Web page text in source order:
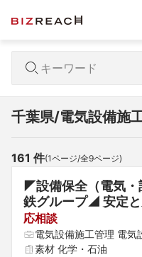
千葉県/電気設備施
161 件(1ページ/全9ページ)
◤設備保全（電気・
鉄グループ◢ 安定
ップクラスのシェア
スメーカー
応相談
電気設備施工管理 電気
素材 化学・石油